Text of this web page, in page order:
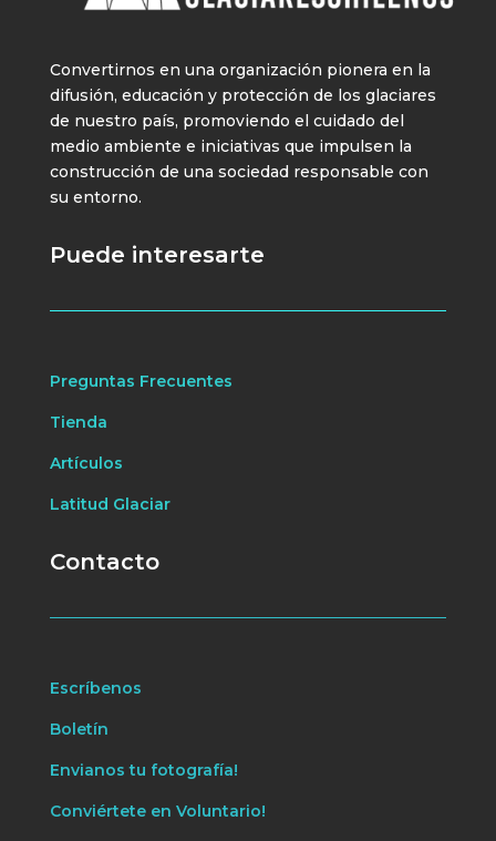
Convertirnos en una organización pionera en la
difusión, educación y protección de los glaciares
de nuestro país, promoviendo el cuidado del
medio ambiente e iniciativas que impulsen la
construcción de una sociedad responsable con
su entorno.
Puede interesarte
Preguntas Frecuentes
Tienda
Artículos
Latitud Glaciar
Contacto
Escríbenos
Boletín
Envianos tu fotografía!
Conviértete en Voluntario!